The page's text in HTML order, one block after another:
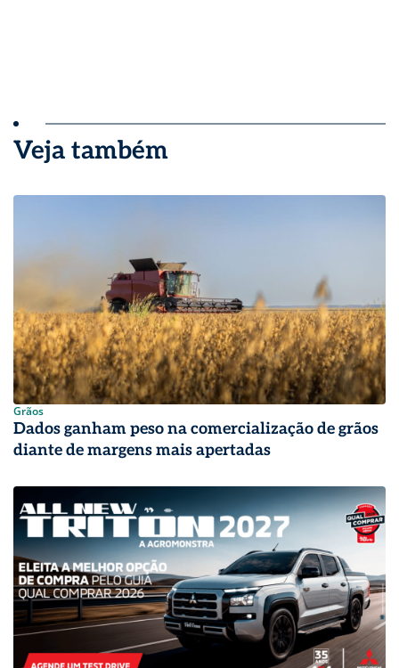
Veja também
Grãos
Dados ganham peso na comercialização de grãos
diante de margens mais apertadas